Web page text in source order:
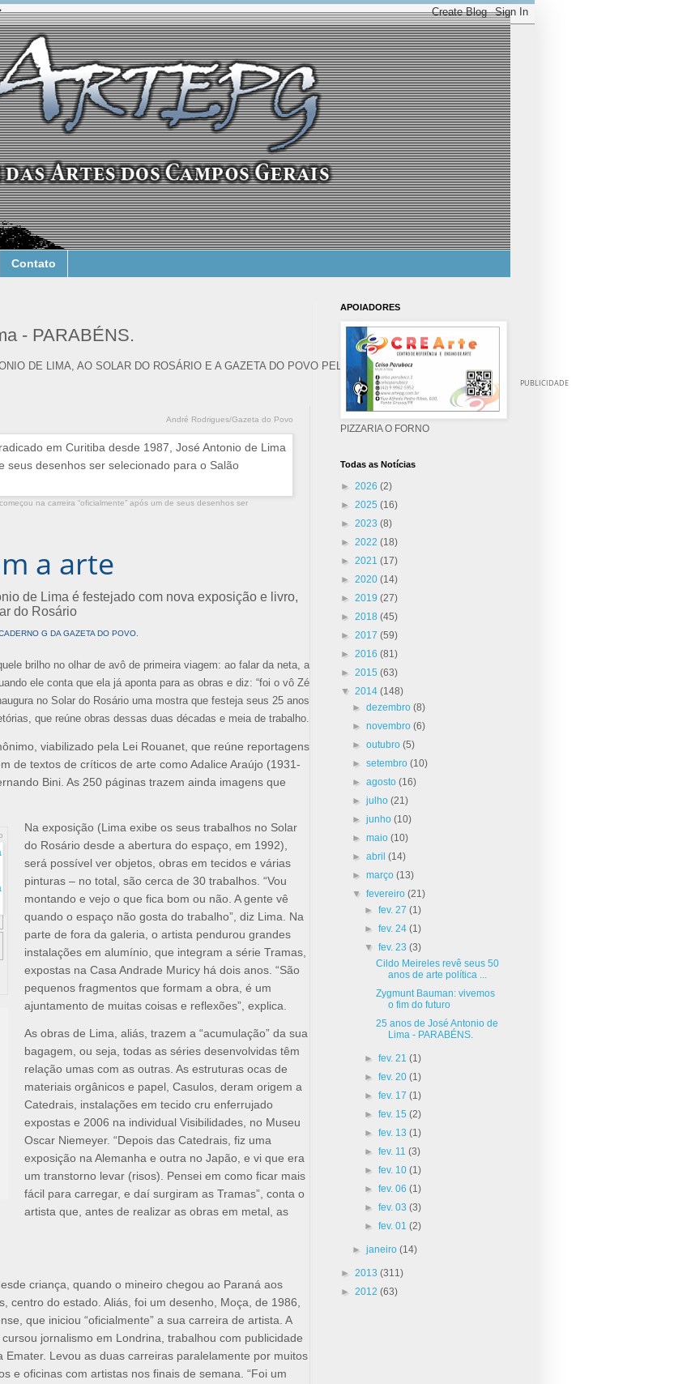
Contato
- PARABÉNS.
DE LIMA, AO SOLAR DO ROSÁRIO E A GAZETA DO POVO PELA EXCELENTE MATÉRIA....
PUBLICIDADE
André Rodrigues/Gazeta do Povo
na carreira “oficialmente” após um de seus desenhos ser
a arte
de Lima é festejado com nova exposição e livro,
do Rosário
G DA GAZETA DO POVO.
brilho no olhar de avô de primeira viagem: ao falar da neta, a
ele conta que ela já aponta para as obras e diz: “foi o vô Zé
no Solar do Rosário uma mostra que festeja seus 25 anos
que reúne obras dessas duas décadas e meia de trabalho.
viabilizado pela Lei Rouanet, que reúne reportagens
de textos de críticos de arte como Adalice Araújo (1931-
Bini. As 250 páginas trazem ainda imagens que
Na exposição (Lima exibe os seus trabalhos no Solar
do Rosário desde a abertura do espaço, em 1992),
será possível ver objetos, obras em tecidos e várias
pinturas – no total, são cerca de 30 trabalhos. “Vou
montando e vejo o que fica bom ou não. A gente vê
quando o espaço não gosta do trabalho”, diz Lima. Na
parte de fora da galeria, o artista pendurou grandes
instalações em alumínio, que integram a série Tramas,
expostas na Casa Andrade Muricy há dois anos. “São
pequenos fragmentos que formam a obra, é um
ajuntamento de muitas coisas e reflexões”, explica.
As obras de Lima, aliás, trazem a “acumulação” da sua
bagagem, ou seja, todas as séries desenvolvidas têm
relação umas com as outras. As estruturas ocas de
materiais orgânicos e papel, Casulos, deram origem a
Catedrais, instalações em tecido cru enferrujado
expostas e 2006 na individual Visibilidades, no Museu
Oscar Niemeyer. “Depois das Catedrais, fiz uma
exposição na Alemanha e outra no Japão, e vi que era
um transtorno levar (risos). Pensei em como ficar mais
fácil para carregar, e daí surgiram as Tramas”, conta o
artista que, antes de realizar as obras em metal, as
criança, quando o mineiro chegou ao Paraná aos
centro do estado. Aliás, foi um desenho, Moça, de 1986,
que iniciou “oficialmente” a sua carreira de artista. A
jornalismo em Londrina, trabalhou com publicidade
Levou as duas carreiras paralelamente por muitos
e oficinas com artistas nos finais de semana. “Foi um
APOIADORES
PIZZARIA O FORNO
Todas as Notícias
► 2026 (2)
► 2025 (16)
► 2023 (8)
► 2022 (18)
► 2021 (17)
► 2020 (14)
► 2019 (27)
► 2018 (45)
► 2017 (59)
► 2016 (81)
► 2015 (63)
▼ 2014 (148)
►dezembro(8)
►novembro(6)
►outubro(5)
►setembro(10)
►agosto(16)
►julho(21)
►junho(10)
►maio(10)
►abril(14)
►março(13)
▼fevereiro(21)
► fev. 27 (1)
► fev. 24 (1)
▼ fev. 23 (3)
Cildo Meireles revê seus 50
anos de arte política ...
Zygmunt Bauman: vivemos
o fim do futuro
25 anos de José Antonio de
Lima - PARABÉNS.
► fev. 21 (1)
► fev. 20 (1)
► fev. 17 (1)
► fev. 15 (2)
► fev. 13 (1)
► fev. 11 (3)
► fev. 10 (1)
► fev. 06 (1)
► fev. 03 (3)
► fev. 01 (2)
►janeiro(14)
► 2013 (311)
► 2012 (63)